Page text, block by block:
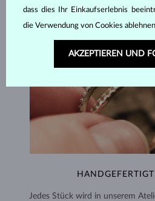
Jedes Stück wird in unserem
dass dies Ihr Einkaufserlebnis
die Verwendung von Cookies
AKZEPTIEREN UND